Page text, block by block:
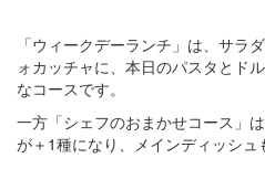
「ウィークデーランチ」は、サラ
ォカッチャに、本日のパスタとド
なコースです。
一方「シェフのおまかせコース」
が＋1種になり、メインディッシュ